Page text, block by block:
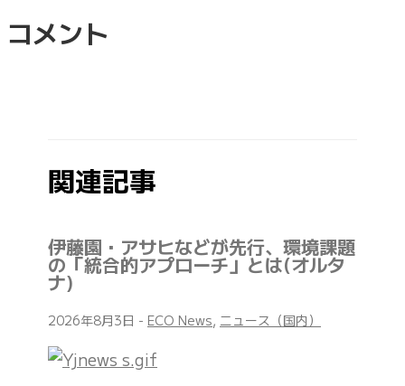
コメント
関連記事
伊藤園・アサヒなどが先行、環境課題
の「統合的アプローチ」とは(オルタ
ナ)
2026年8月3日 - ECO News, ニュース（国内）